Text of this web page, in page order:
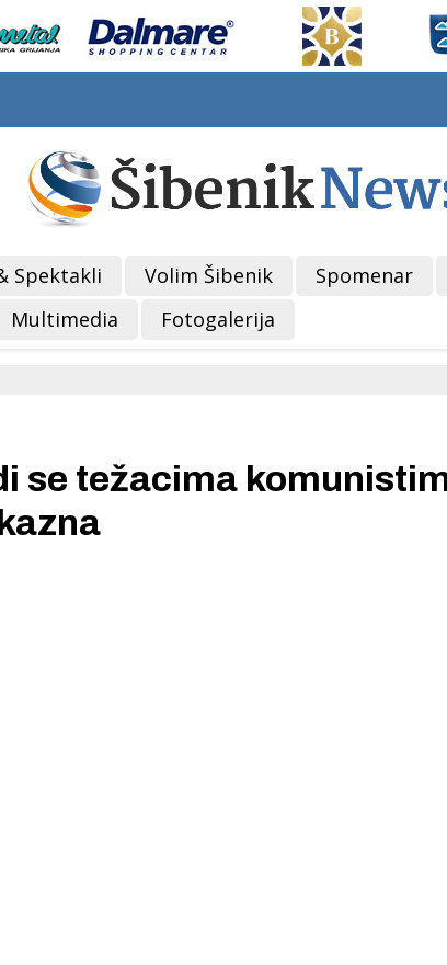
Spektakli Volim Šibenik Spomenar
Multimedia Fotogalerija
se težacima